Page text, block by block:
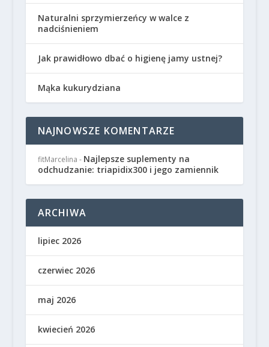
Naturalni sprzymierzeńcy w walce z
nadciśnieniem
Jak prawidłowo dbać o higienę jamy ustnej?
Mąka kukurydziana
NAJNOWSZE KOMENTARZE
fitMarcelina - Najlepsze suplementy na
odchudzanie: triapidix300 i jego zamiennik
ARCHIWA
lipiec 2026
czerwiec 2026
maj 2026
kwiecień 2026